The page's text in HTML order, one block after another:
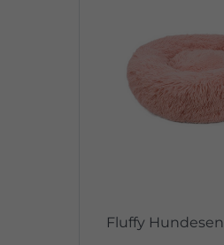
Fluffy